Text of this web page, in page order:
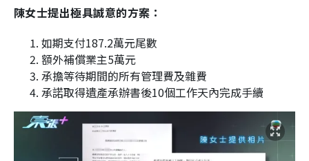
陳女士提出極具誠意的方案：
如期支付187.2萬元尾數
額外補償業主5萬元
承擔等待期間的所有管理費及雜費
承諾取得遺產承辦書後10個工作天內完成手續